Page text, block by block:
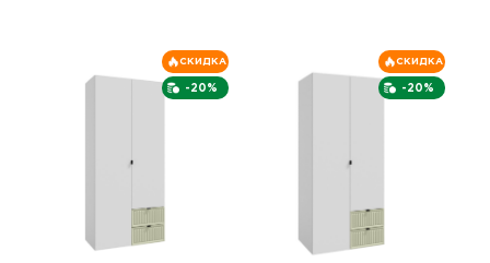
-20%
СКИДКА
-20%
СКИДКА